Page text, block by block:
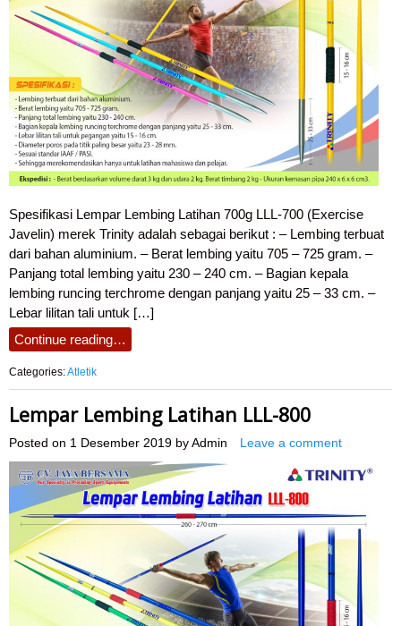
Spesifikasi Lempar Lembing Latihan 700g LLL-700 (Exercise
Javelin) merek Trinity adalah sebagai berikut : – Lembing terbuat
dari bahan aluminium. – Berat lembing yaitu 705 – 725 gram. –
Panjang total lembing yaitu 230 – 240 cm. – Bagian kepala
lembing runcing terchrome dengan panjang yaitu 25 – 33 cm. –
Lebar lilitan tali untuk […]
Continue reading…
Categories:Atletik
Lempar Lembing Latihan LLL-800
Posted on 1 Desember 2019 by Admin Leave a comment